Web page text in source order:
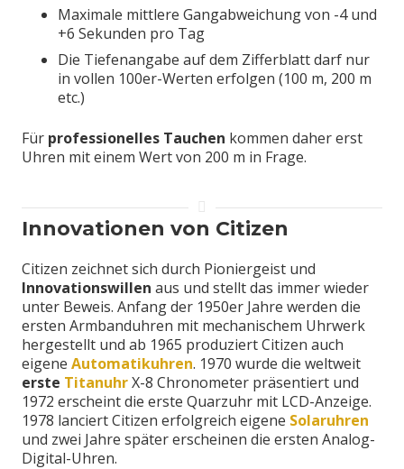
Maximale mittlere Gangabweichung von -4 und
+6 Sekunden pro Tag
Die Tiefenangabe auf dem Zifferblatt darf nur
in vollen 100er-Werten erfolgen (100 m, 200 m
etc.)
Für professionelles Tauchen kommen daher erst
Uhren mit einem Wert von 200 m in Frage.
Innovationen von Citizen
Citizen zeichnet sich durch Pioniergeist und
Innovationswillen aus und stellt das immer wieder
unter Beweis. Anfang der 1950er Jahre werden die
ersten Armbanduhren mit mechanischem Uhrwerk
hergestellt und ab 1965 produziert Citizen auch
eigene Automatikuhren. 1970 wurde die weltweit
erste TitanuhrX-8 Chronometer präsentiert und
1972 erscheint die erste Quarzuhr mit LCD-Anzeige.
1978 lanciert Citizen erfolgreich eigene Solaruhren
und zwei Jahre später erscheinen die ersten Analog-
Digital-Uhren.